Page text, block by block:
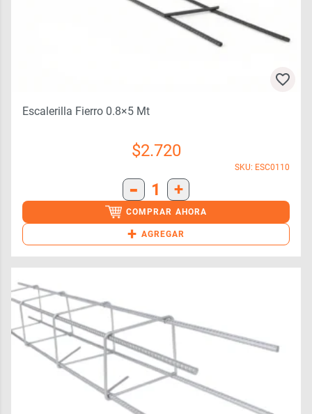
Escalerilla Fierro 0.8×5 Mt
$2.720
SKU: ESC0110
- 1 +
COMPRAR AHORA
+ AGREGAR